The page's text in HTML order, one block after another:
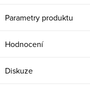
Parametry produktu
Hodnocení
Diskuze